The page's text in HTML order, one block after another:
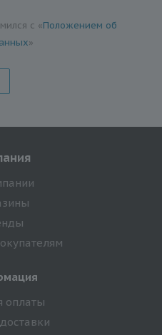
с «Положением об
»
оплаты